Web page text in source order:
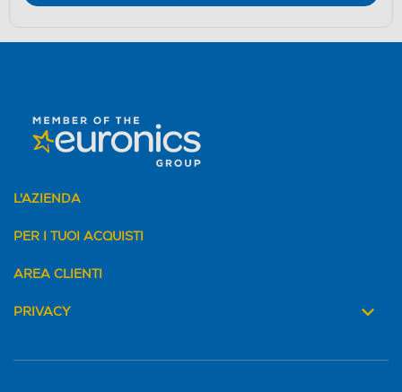
L'AZIENDA
PER I TUOI ACQUISTI
AREA CLIENTI
PRIVACY